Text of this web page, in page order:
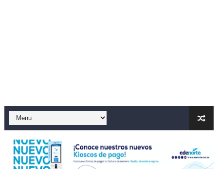
Gobierno español afirma retorno de 70.000 migrantes
Operativo en Barahona: desmantelan fábrica de
Autoridades indagan muerte de mujer en La Zurza,